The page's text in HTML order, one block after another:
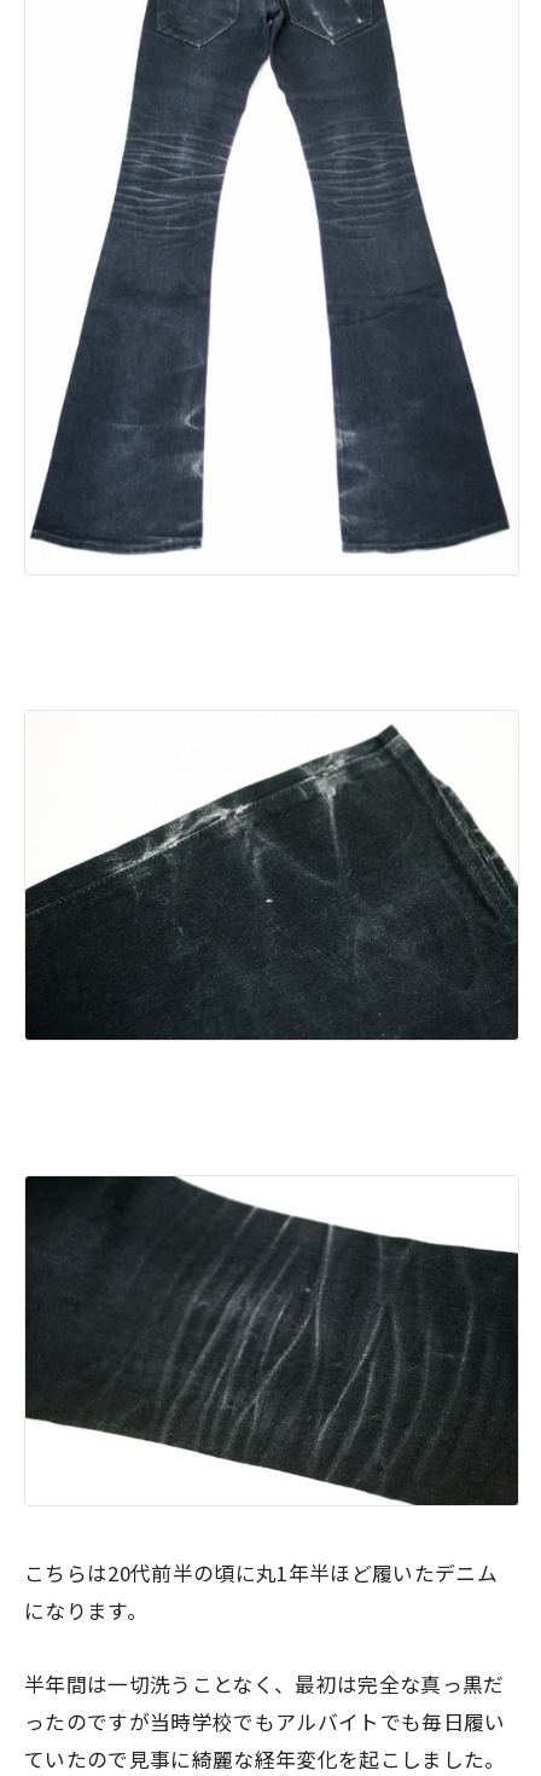
こちらは20代前半の頃に丸1年半ほど履いたデニム
になります。
半年間は一切洗うことなく、 最初は完全な真っ黒だ
ったのですが当時学校でもアルバイトでも毎日履い
ていたので見事に綺麗な経年変化を起こしました。